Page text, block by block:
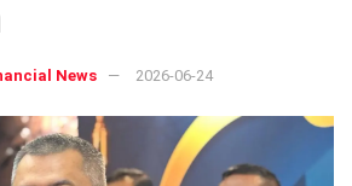
News 2026-06-24